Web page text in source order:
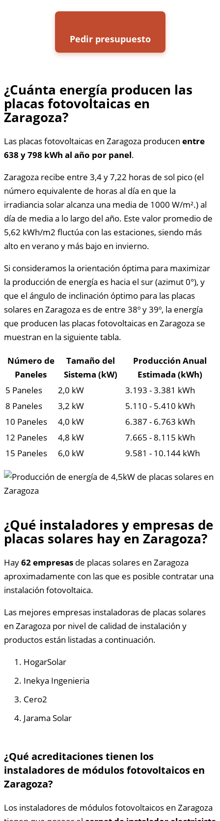
Pedir presupuesto
¿Cuánta energía producen las
placas fotovoltaicas en
Zaragoza?
Las placas fotovoltaicas en Zaragoza producen entre
638 y 798 kWh al año por panel.
Zaragoza recibe entre 3,4 y 7,22 horas de sol pico (el
número equivalente de horas al día en que la
irradiancia solar alcanza una media de 1000 W/m².) al
día de media a lo largo del año. Este valor promedio de
5,62 kWh/m2 fluctúa con las estaciones, siendo más
alto en verano y más bajo en invierno.
Si consideramos la orientación óptima para maximizar
la producción de energía es hacia el sur (azimut 0°), y
que el ángulo de inclinación óptimo para las placas
solares en Zaragoza es de entre 38º y 39º, la energía
que producen las placas fotovoltaicas en Zaragoza se
muestran en la siguiente tabla.
Número de
Paneles
Tamaño del
Sistema (kW)
Producción Anual
Estimada (kWh)
5 Paneles
2,0 kW
3.193 - 3.381 kWh
8 Paneles
3,2 kW
5.110 - 5.410 kWh
10 Paneles
4,0 kW
6.387 - 6.763 kWh
12 Paneles
4,8 kW
7.665 - 8.115 kWh
15 Paneles
6,0 kW 9.581 - 10.144 kWh
¿Qué instaladores y empresas de
placas solares hay en Zaragoza?
Hay62 empresas de placas solares en Zaragoza
aproximadamente con las que es posible contratar una
instalación fotovoltaica.
Las mejores empresas instaladoras de placas solares
en Zaragoza por nivel de calidad de instalación y
productos están listadas a continuación.
HogarSolar
Inekya Ingenieria
Cero2
Jarama Solar
¿Qué acreditaciones tienen los
instaladores de módulos fotovoltaicos en
Zaragoza?
Los instaladores de módulos fotovoltaicos en Zaragoza